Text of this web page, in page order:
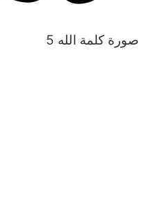
صورة كلمة الله 5